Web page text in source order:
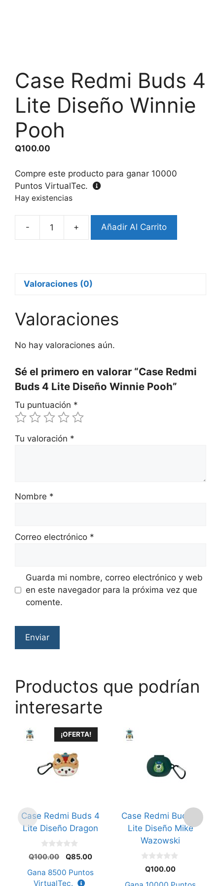
Case Redmi Buds 4
Lite Diseño Winnie
Pooh
Q100.00
Compre este producto para ganar 10000
Puntos VirtualTec.
Hay existencias
-
Case
Lite
Pooh
+ Añadir Al Carrito
Valoraciones (0)
Valoraciones
No hay valoraciones aún.
Sé el primero en valorar “Case Redmi
Buds 4 Lite Diseño Winnie Pooh”
Tu puntuación *
Tu valoración *
Nombre *
Correo electrónico *
Guarda mi nombre, correo electrónico y web
en este navegador para la próxima vez que
comente.
Productos que podrían
interesarte
¡OFERTA!
Case Redmi Buds 4
Lite Diseño Dragon
0
d
5
Q100.00
El
original
Q85.00El
actual
Gana 8500 Puntos
VirtualTec.
Case Redmi Buds 4
Lite Diseño Mike
Wazowski
Q100.00